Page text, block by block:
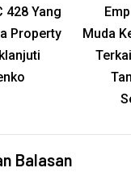
428 Yang
Property
Muda
Balasan